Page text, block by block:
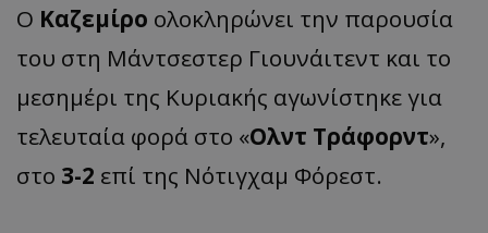
Ο Καζεμίρο ολοκληρώνει την παρουσία
του στη Μάντσεστερ Γιουνάιτεντ και το
μεσημέρι της Κυριακής αγωνίστηκε για
τελευταία φορά στο «Ολντ Τράφορντ»,
στο 3-2 επί της Νότιγχαμ Φόρεστ.